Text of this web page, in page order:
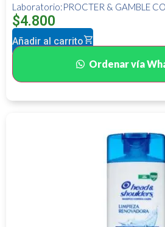
Laboratorio:PROCTER & GAMBLE
$4.800
Añadir al carrito
Ordenar vía